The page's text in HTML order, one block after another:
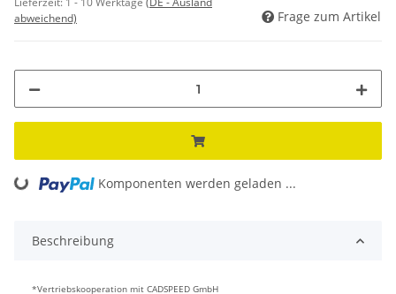
abweichend)
Frage zum Artikel
Loading... Komponenten werden geladen ...
Beschreibung
*Vertriebskooperation mit CADSPEED GmbH